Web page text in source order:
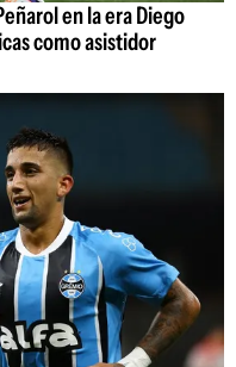
en la era Diego
como asistidor